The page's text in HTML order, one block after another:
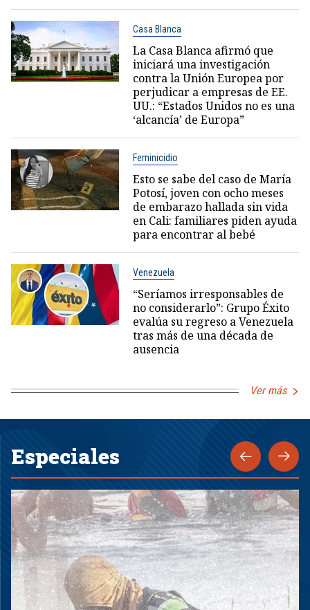
Casa Blanca
La Casa Blanca afirmó que
iniciará una investigación
contra la Unión Europea por
perjudicar a empresas de EE.
UU.: “Estados Unidos no es una
‘alcancía’ de Europa”
Feminicidio
Esto se sabe del caso de María
Potosí, joven con ocho meses
de embarazo hallada sin vida
en Cali: familiares piden ayuda
para encontrar al bebé
Venezuela
“Seríamos irresponsables de
no considerarlo”: Grupo Éxito
evalúa su regreso a Venezuela
tras más de una década de
ausencia
Ver más
Especiales